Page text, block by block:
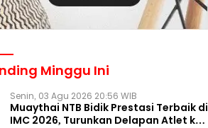
Minggu Ini
Senin, 03 Agu 2026 20:56 WIB
Muaythai NTB Bidik Prestasi Terbaik di
IMC 2026, Turunkan Delapan Atlet ke